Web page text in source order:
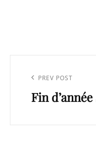
l’article
Previous
Post
PREV POST
Fin